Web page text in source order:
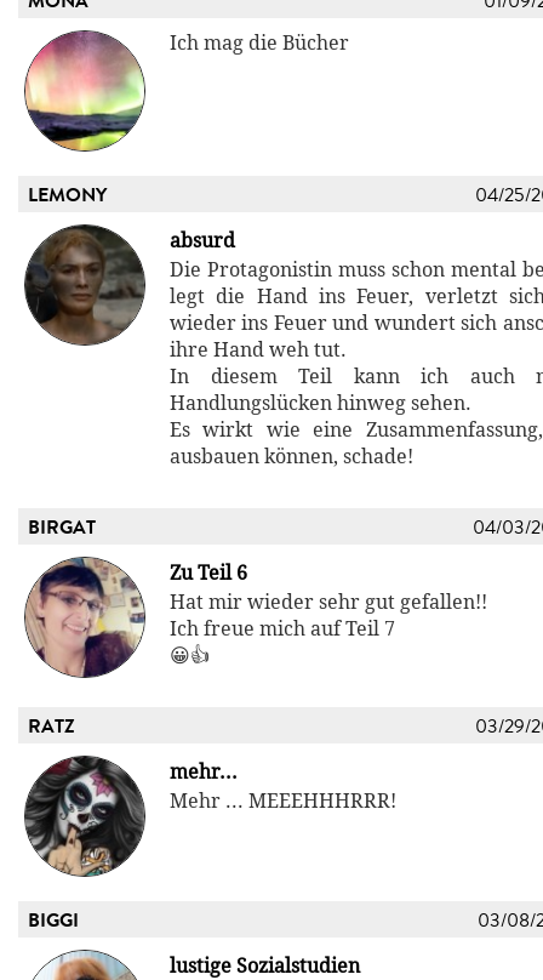
Ich mag die Bücher
LEMONY 04/25/
absurd
Die Protagonistin muss schon mental
legt die Hand ins Feuer, verletzt
wieder ins Feuer und wundert sich
ihre Hand weh tut.
In diesem Teil kann ich auch
Handlungslücken hinweg sehen.
Es wirkt wie eine
ausbauen können, schade!
BIRGAT 04/03/
Zu Teil 6
Hat mir wieder sehr gut gefallen!!
Ich freue mich auf Teil 7
😀👍
RATZ 03/29/
mehr...
Mehr ... MEEEHHHRRR!
BIGGI 03/08/
lustige Sozialstudien